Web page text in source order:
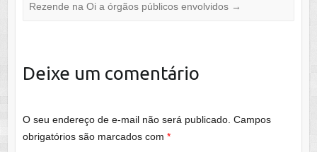
Rezende na Oi a órgãos públicos envolvidos →
Deixe um comentário
O seu endereço de e-mail não será publicado. Campos
obrigatórios são marcados com *